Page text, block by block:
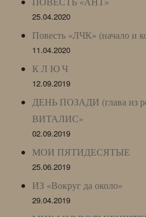
25.04.2020
Повесть «ЛЧК» (начало и
11.04.2020
К Л Ю Ч
12.09.2019
ДЕНЬ ПОЗАДИ (глава из
ВИТАЛИС»
02.09.2019
МОИ ПЯТИДЕСЯТЫЕ
25.06.2019
ИЗ «Вокруг да около»
29.04.2019